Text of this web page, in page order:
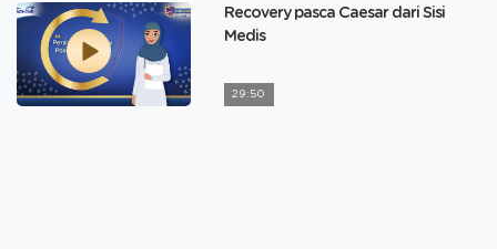
Recovery pasca Caesar dari Sisi
Medis
29:50